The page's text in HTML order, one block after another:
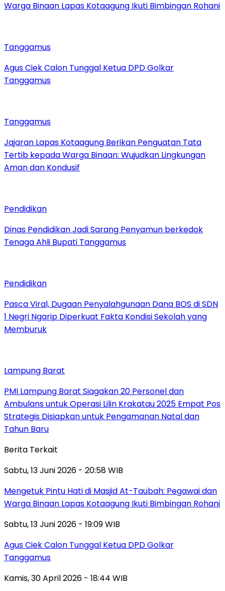
Warga Binaan Lapas Kotaagung Ikuti Bimbingan Rohani
Tanggamus
Agus Ciek Calon Tunggal Ketua DPD Golkar
Tanggamus
Tanggamus
Jajaran Lapas Kotaagung Berikan Penguatan Tata
Tertib kepada Warga Binaan: Wujudkan Lingkungan
Aman dan Kondusif
Pendidikan
Dinas Pendidikan Jadi Sarang Penyamun berkedok
Tenaga Ahli Bupati Tanggamus
Pendidikan
Pasca Viral, Dugaan Penyalahgunaan Dana BOS di SDN
1 Negri Ngarip Diperkuat Fakta Kondisi Sekolah yang
Memburuk
Lampung Barat
PMI Lampung Barat Siagakan 20 Personel dan
Ambulans untuk Operasi Lilin Krakatau 2025 Empat Pos
Strategis Disiapkan untuk Pengamanan Natal dan
Tahun Baru
Berita Terkait
Sabtu, 13 Juni 2026 - 20:58 WIB
Mengetuk Pintu Hati di Masjid At-Taubah: Pegawai dan
Warga Binaan Lapas Kotaagung Ikuti Bimbingan Rohani
Sabtu, 13 Juni 2026 - 19:09 WIB
Agus Ciek Calon Tunggal Ketua DPD Golkar
Tanggamus
Kamis, 30 April 2026 - 18:44 WIB